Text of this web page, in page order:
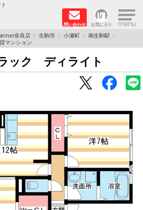
問い合わせ お気に入り ×
！
特集 (奈良北部、木津川
特集 (奈良南部)
奈良店 生駒市 小瀬町
南生駒駅
マンション
ック ディライト